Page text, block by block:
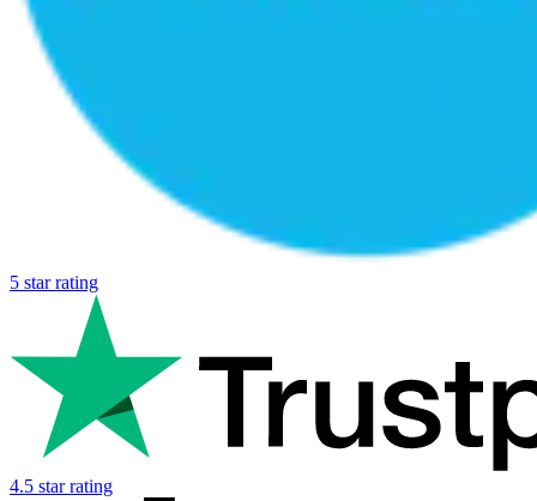
5 star rating
4.5 star rating